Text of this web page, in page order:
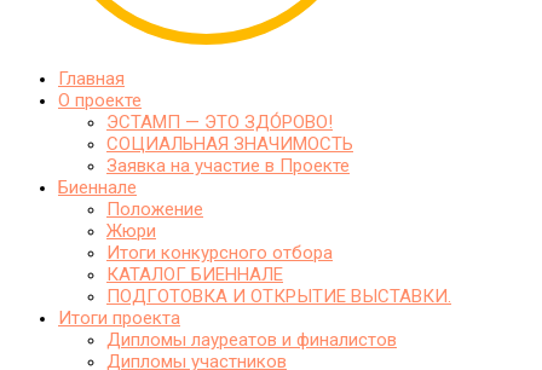
Главная
О проекте
ЭСТАМП — ЭТО ЗДО́РОВО!
СОЦИАЛЬНАЯ ЗНАЧИМОСТЬ
Заявка на участие в Проекте
Биеннале
Положение
Жюри
Итоги конкурсного отбора
КАТАЛОГ БИЕННАЛЕ
ПОДГОТОВКА И ОТКРЫТИЕ ВЫСТАВКИ.
Итоги проекта
Дипломы лауреатов и финалистов
Дипломы участников